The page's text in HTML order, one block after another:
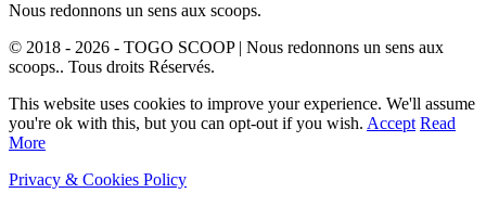
Nous redonnons un sens aux scoops.
© 2018 - 2026 - TOGO SCOOP | Nous redonnons un sens aux
scoops.. Tous droits Réservés.
This website uses cookies to improve your experience. We'll assume
you're ok with this, but you can opt-out if you wish. Accept Read
More
Privacy & Cookies Policy